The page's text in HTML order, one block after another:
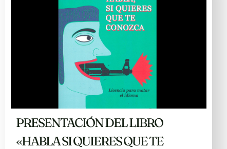
PRESENTACIÓN DEL LIBRO
«HABLA SI QUIERES QUE TE